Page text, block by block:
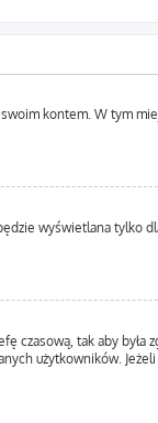
kontem. W tym
wyświetlana tylko
czasową, tak aby była
użytkowników.